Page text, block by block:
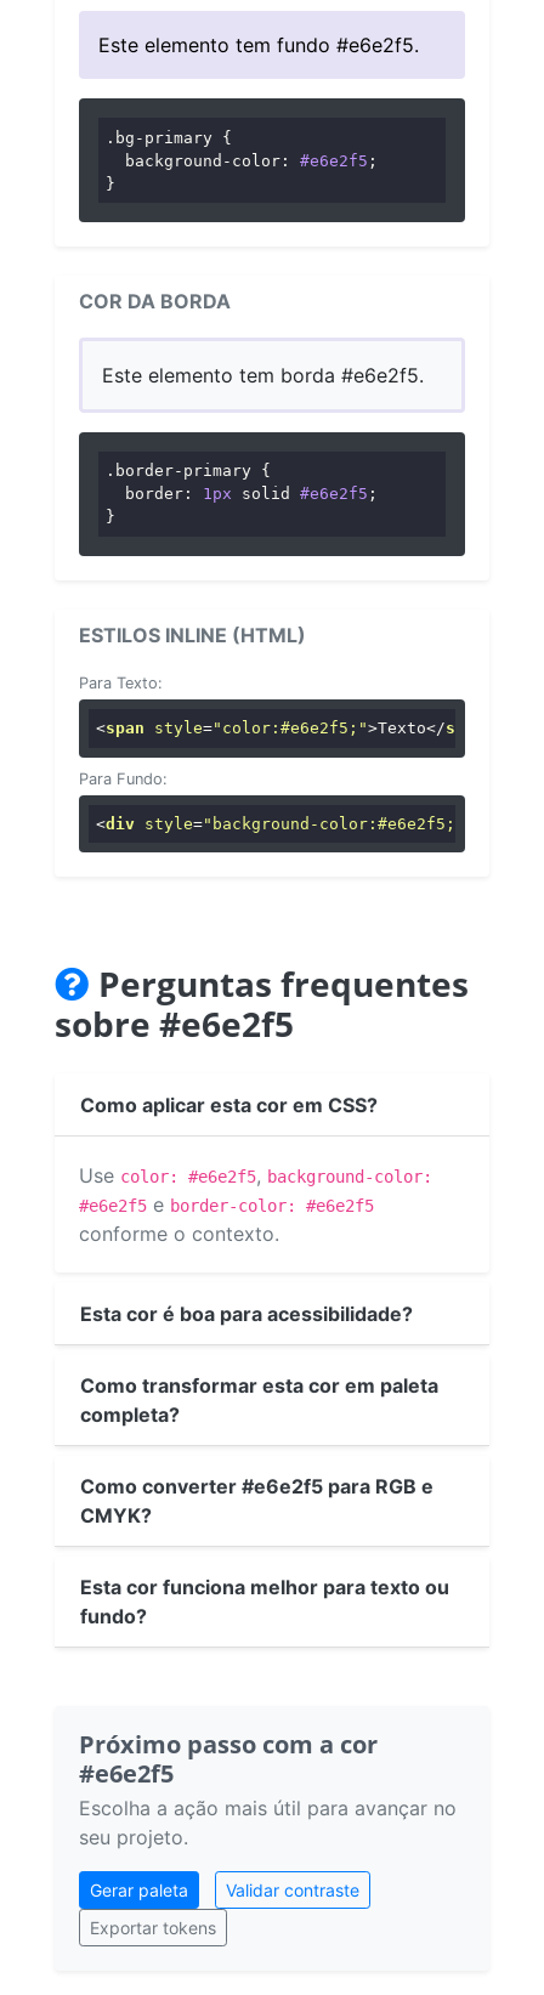
Este elemento tem fundo #e6e2f5.
.bg-primary {
background-color : #e6e2f5 ;
}
COR DA BORDA
Este elemento tem borda #e6e2f5.
.border-primary {
border : 1px solid #e6e2f5 ;
}
ESTILOS INLINE (HTML)
Para Texto:
<span style="color:#e6e2f5;">Texto</span
Para Fundo:
<div style="background-color:#e6e2f5;"
Perguntas frequentes
sobre #e6e2f5
Como aplicar esta cor em CSS?
Use color: #e6e2f5, background-color:
#e6e2f5 e border-color: #e6e2f5
conforme o contexto.
Esta cor é boa para acessibilidade?
Como transformar esta cor em paleta
completa?
Como converter #e6e2f5 para RGB e
CMYK?
Esta cor funciona melhor para texto ou
fundo?
Próximo passo com a cor
#e6e2f5
Escolha a ação mais útil para avançar no
seu projeto.
Gerar paleta
Validar contraste
Exportar tokens